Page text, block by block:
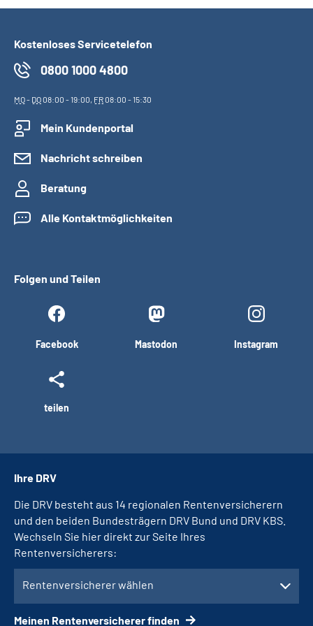
Kostenloses Servicetelefon
0800 1000 4800
MO- DO08:00 - 19:00, FR08:00 - 15:30
Mein Kundenportal
Nachricht schreiben
Beratung
Alle Kontaktmöglichkeiten
Folgen und Teilen
Facebook Mastodon Instagram
teilen
Ihre DRV
Die DRV besteht aus 14 regionalen Rentenversicherern
und den beiden Bundesträgern DRV Bund und DRV KBS.
Wechseln Sie hier direkt zur Seite Ihres
Rentenversicherers:
Rentenversicherer wählen
Meinen Rentenversicherer finden